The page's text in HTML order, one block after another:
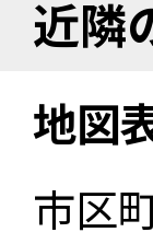
近隣
地図
市区